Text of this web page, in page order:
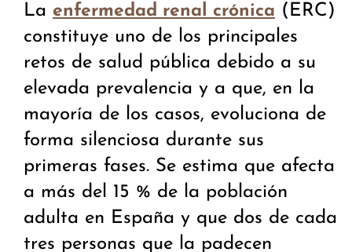
La enfermedad renal crónica (ERC)
constituye uno de los principales
retos de salud pública debido a su
elevada prevalencia y a que, en la
mayoría de los casos, evoluciona de
forma silenciosa durante sus
primeras fases. Se estima que afecta
a más del 15 % de la población
adulta en España y que dos de cada
tres personas que la padecen